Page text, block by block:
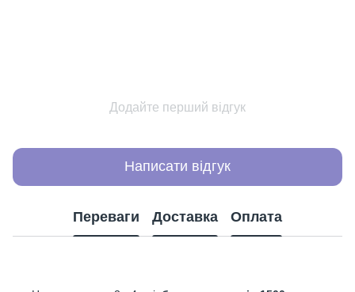
Додайте перший відгук
Написати відгук
Переваги Доставка Оплата